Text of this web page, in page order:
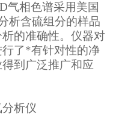
气相色谱采用美国
析含硫组分的样品
的准确性。仪器对
了*有针对性的净
到广泛推广和应
析仪